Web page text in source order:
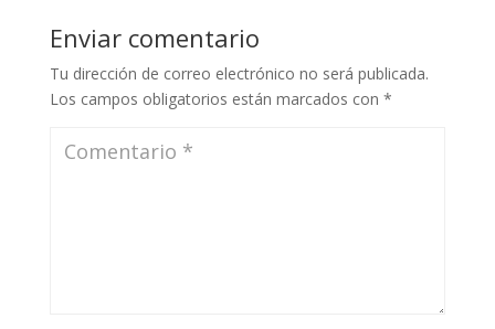
Enviar comentario
Tu dirección de correo electrónico no será publicada.
Los campos obligatorios están marcados con *